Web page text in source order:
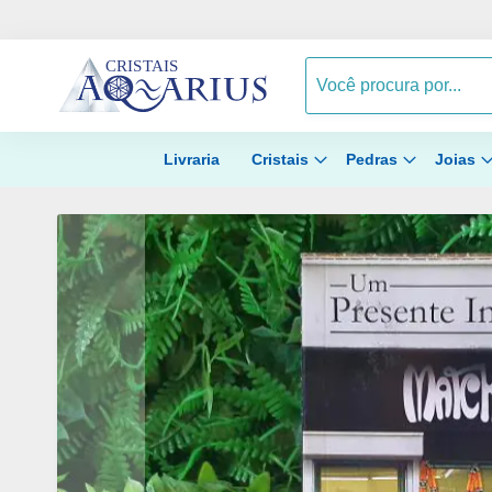
Livraria Cristais Pedras Joias